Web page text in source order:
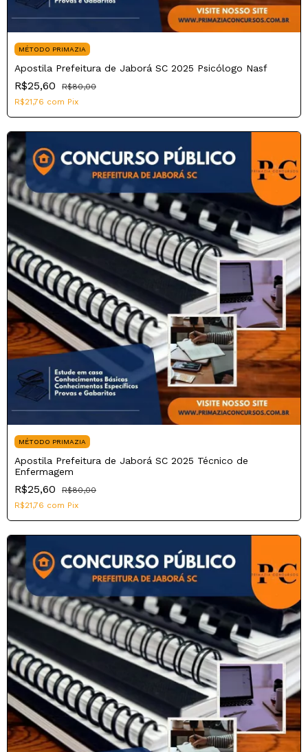
MÉTODO PRIMAZIA
Apostila Prefeitura de Jaborá SC 2025 Psicólogo Nasf
R$25,60
R$80,00
R$21,76 com Pix
MÉTODO PRIMAZIA
Apostila Prefeitura de Jaborá SC 2025 Técnico de
Enfermagem
R$25,60
R$80,00
R$21,76 com Pix